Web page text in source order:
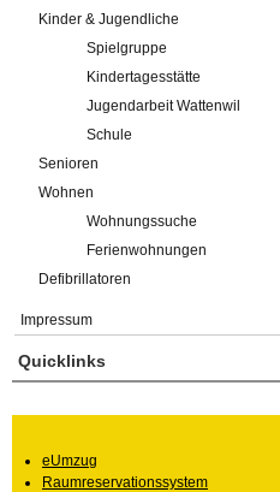
Kinder & Jugendliche
Spielgruppe
Kindertagesstätte
Jugendarbeit Wattenwil
Schule
Senioren
Wohnen
Wohnungssuche
Ferienwohnungen
Defibrillatoren
Impressum
Quicklinks
eUmzug
Raumreservationssystem